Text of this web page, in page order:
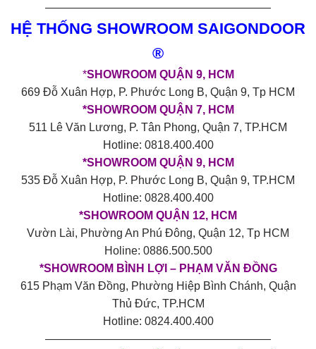
————————————————————
HỆ THỐNG SHOWROOM SAIGONDOOR
®
*SHOWROOM QUẬN 9, HCM
669 Đỗ Xuân Hợp, P. Phước Long B, Quận 9, Tp HCM
*SHOWROOM QUẬN 7, HCM
511 Lê Văn Lương, P. Tân Phong, Quận 7, TP.HCM
Hotline: 0818.400.400
*SHOWROOM QUẬN 9, HCM
535 Đỗ Xuân Hợp, P. Phước Long B, Quận 9, TP.HCM
Hotline: 0828.400.400
*SHOWROOM QUẬN 12, HCM
Vườn Lài, Phường An Phú Đông, Quận 12, Tp HCM
Holine: 0886.500.500
*SHOWROOM BÌNH LỢI – PHẠM VĂN ĐỒNG
615 Phạm Văn Đồng, Phường Hiệp Bình Chánh, Quận
Thủ Đức, TP.HCM
Hotline: 0824.400.400
————————————————————